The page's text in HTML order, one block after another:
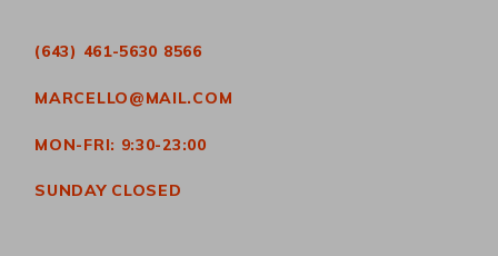
(643) 461-5630 8566
MARCELLO@MAIL.COM
MON-FRI: 9:30-23:00
SUNDAY CLOSED